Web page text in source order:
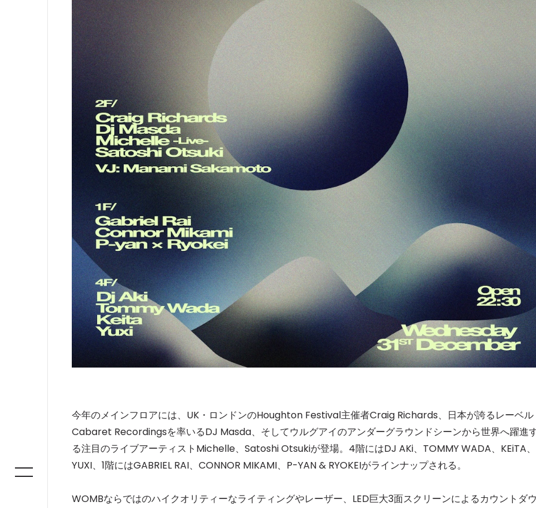
今年のメインフロアには、UK・ロンドンのHoughton Festival主催者Craig Richards、日本が誇るレーベル
Cabaret Recordingsを率いるDJ Masda、そしてウルグアイのアンダーグラウンドシーンから世界へ躍進
る注目のライブアーティストMichelle、Satoshi Otsukiが登場。4階にはDJ AKi、TOMMY WADA、KEiTA、
YUXI、1階にはGABRIEL RAI、CONNOR MIKAMI、P-YAN & RYOKEIがラインナップされる。
WOMBならではのハイクオリティーなライティングやレーザー、LED巨大3面スクリーンによるカウントダ
IKEAが
を発表
Aoyama